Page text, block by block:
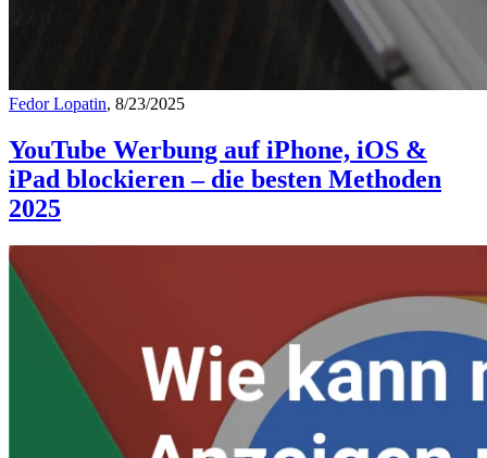
Fedor Lopatin, 8/23/2025
YouTube Werbung auf iPhone, iOS &
iPad blockieren – die besten Methoden
2025